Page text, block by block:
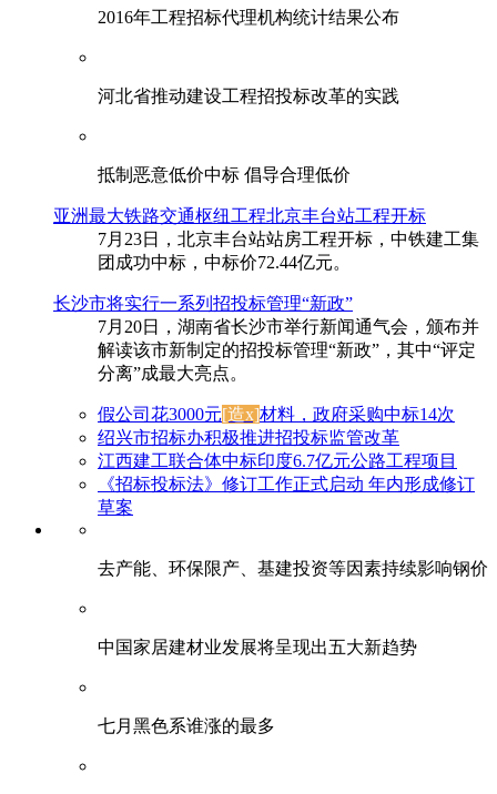
2016年工程招标代理机构统计结果公布
河北省推动建设工程招投标改革的实践
抵制恶意低价中标 倡导合理低价
亚洲最大铁路交通枢纽工程北京丰台站工程开标
7月23日，北京丰台站站房工程开标，中铁建工集
团成功中标，中标价72.44亿元。
长沙市将实行一系列招投标管理“新政”
7月20日，湖南省长沙市举行新闻通气会，颁布并
解读该市新制定的招投标管理“新政”，其中“评定
分离”成最大亮点。
假公司花3000元[造x]材料，政府采购中标14次
绍兴市招标办积极推进招投标监管改革
江西建工联合体中标印度6.7亿元公路工程项目
《招标投标法》修订工作正式启动 年内形成修订
草案
去产能、环保限产、基建投资等因素持续影响钢价
中国家居建材业发展将呈现出五大新趋势
七月黑色系谁涨的最多